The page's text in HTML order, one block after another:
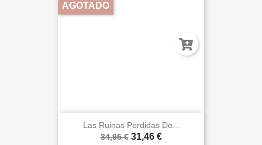
Las Ruinas Perdidas De...
34,95 € 31,46 €
AGOTADO